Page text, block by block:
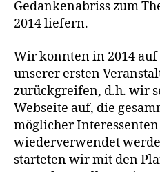
Gedankenabriss zum
2014 liefern.
Wir konnten in 2014
unserer ersten
zurückgreifen, d.h. wir
Webseite auf, die
möglicher
wiederverwendet
starteten wir mit den